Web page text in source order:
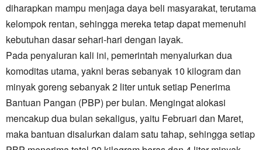
diharapkan mampu menjaga daya beli masyarakat, terutama
kelompok rentan, sehingga mereka tetap dapat memenuhi
kebutuhan dasar sehari-hari dengan layak.
Pada penyaluran kali ini, pemerintah menyalurkan dua
komoditas utama, yakni beras sebanyak 10 kilogram dan
minyak goreng sebanyak 2 liter untuk setiap Penerima
Bantuan Pangan (PBP) per bulan. Mengingat alokasi
mencakup dua bulan sekaligus, yaitu Februari dan Maret,
maka bantuan disalurkan dalam satu tahap, sehingga setiap